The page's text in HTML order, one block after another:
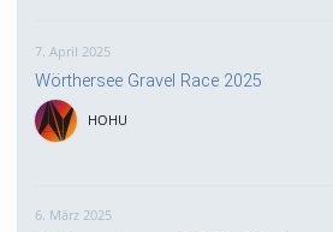
7. April 2025
Wörthersee Gravel Race 2025
HOHU
6. März 2025